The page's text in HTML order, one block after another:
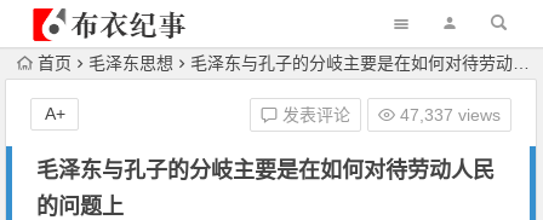
首页 毛泽东思想 毛泽东与孔子的分岐主要是在如何对待劳动人民的问题上
毛泽东与孔子的分岐主要是在如何对待劳动人民
的问题上
发表评论 47,337 views
A+